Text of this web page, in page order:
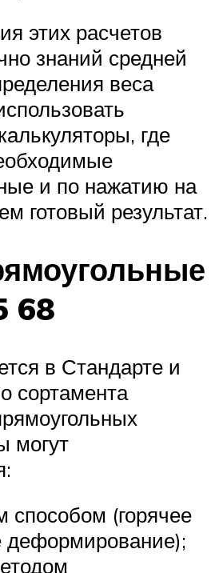
этих расчетов
знаний средней
веса
где
и по нажатию на
готовый результат.
68
в Стандарте и
сортамента
могут
(горячее
деформирование);